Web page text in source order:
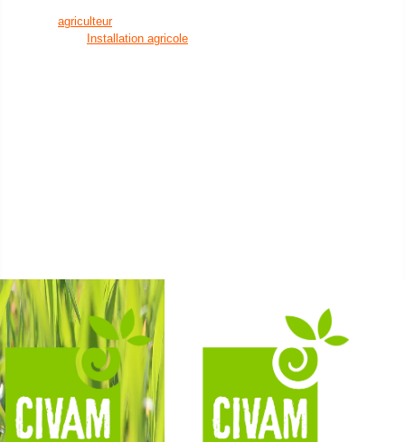
agriculteur
Installation agricole